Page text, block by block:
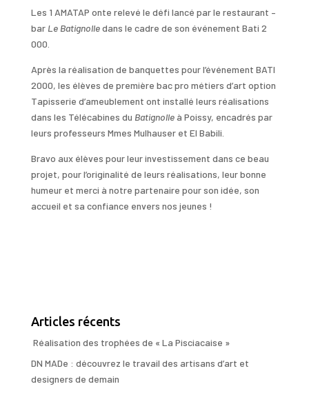
Les 1 AMATAP onte relevé le défi lancé par le restaurant –
bar Le Batignolledans le cadre de son événement Bati 2
000.
Après la réalisation de banquettes pour l’événement BATI
2000, les élèves de première bac pro métiers d’art option
Tapisserie d’ameublement ont installé leurs réalisations
dans les Télécabines du Batignolleà Poissy, encadrés par
leurs professeurs Mmes Mulhauser et El Babili.
Bravo aux élèves pour leur investissement dans ce beau
projet, pour l’originalité de leurs réalisations, leur bonne
humeur et merci à notre partenaire pour son idée, son
accueil et sa confiance envers nos jeunes !
Articles récents
Réalisation des trophées de « La Pisciacaise »
DN MADe : découvrez le travail des artisans d’art et
designers de demain